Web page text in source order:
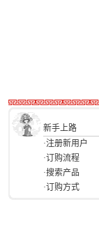
新手上路
·注册新用户
·订购流程
·搜索产品
·订购方式